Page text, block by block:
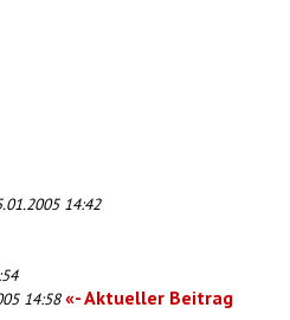
14:42
14:58«- Aktueller Beitrag